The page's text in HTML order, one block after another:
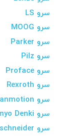
سرو LS
سرو MOOG
سرو Parker
سرو Pilz
سرو Proface
سرو Rexroth
سرو Sanmotion
سرو Sanyo Denki
سرو schneider